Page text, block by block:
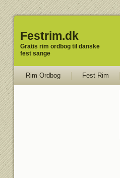
Festrim.dk
Gratis rim ordbog til danske
fest sange
Rim Ordbog Fest Rim